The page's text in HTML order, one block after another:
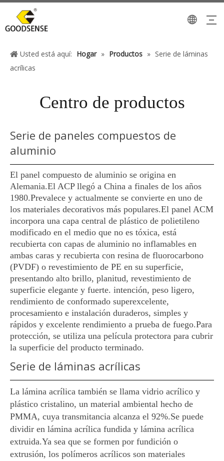
Usted está aquí: Hogar » Productos » Serie de láminas
acrílicas
Centro de productos
Serie de paneles compuestos de
aluminio
El panel compuesto de aluminio se origina en
Alemania.El ACP llegó a China a finales de los años
1980.Prevalece y actualmente se convierte en uno de
los materiales decorativos más populares.El panel ACM
incorpora una capa central de plástico de polietileno
modificado en el medio que no es tóxica, está
recubierta con capas de aluminio no inflamables en
ambas caras y recubierta con resina de fluorocarbono
(PVDF) o revestimiento de PE en su superficie,
presentando alto brillo, planitud, revestimiento de
superficie elegante y fuerte. intención, peso ligero,
rendimiento de conformado superexcelente,
procesamiento e instalación duraderos, simples y
rápidos y excelente rendimiento a prueba de fuego.Para
protección, se utiliza una película protectora para cubrir
la superficie del producto terminado.
Serie de láminas acrílicas
La lámina acrílica también se llama vidrio acrílico y
plástico cristalino, un material ambiental hecho de
PMMA, cuya transmitancia alcanza el 92%.Se puede
dividir en lámina acrílica fundida y lámina acrílica
extruida.Ya sea que se formen por fundición o
extrusión, los polímeros acrílicos son materiales